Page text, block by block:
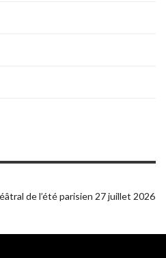
de l’été parisien 27 juillet 2026